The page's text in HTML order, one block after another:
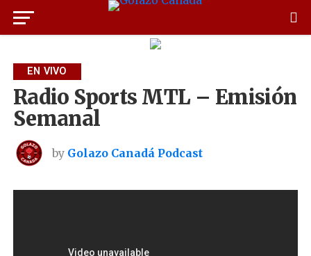
EN VIVO
Radio Sports MTL – Emisión
Semanal
by Golazo Canadá Podcast